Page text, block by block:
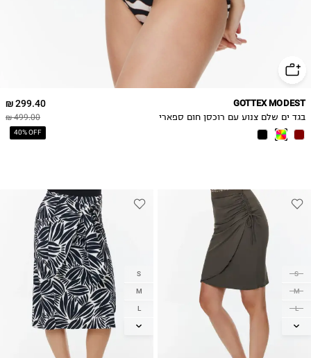
299.40 ₪
499.00 ₪
40% OFF
GOTTEX MODEST
בגד ים שלם צנוע עם רוכסן חום ספארי
S
M
L
XL
S
M
L
XL